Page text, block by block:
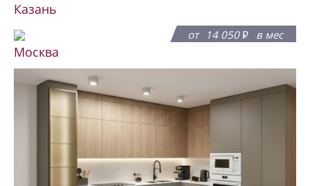
Казань
от 14 050 в мес
Москва